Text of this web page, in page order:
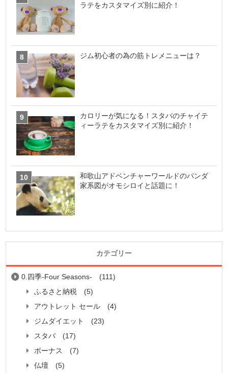
ラテをカスタマイズ別に紹介！
ジム初心者の為の筋トレメニューは？
カロリーが気になる！スタバのチャイテ
ィーラテをカスタマイズ別に紹介！
和歌山アドベンチャーワールドのパンダ
家系図がオモシロイと話題に！
カテゴリー
0.四季-Four Seasons-
(111)
ふるさと納税
(5)
アウトレット セール
(4)
ジムダイエット
(23)
スタバ
(17)
ボーナス
(7)
仏壇
(5)